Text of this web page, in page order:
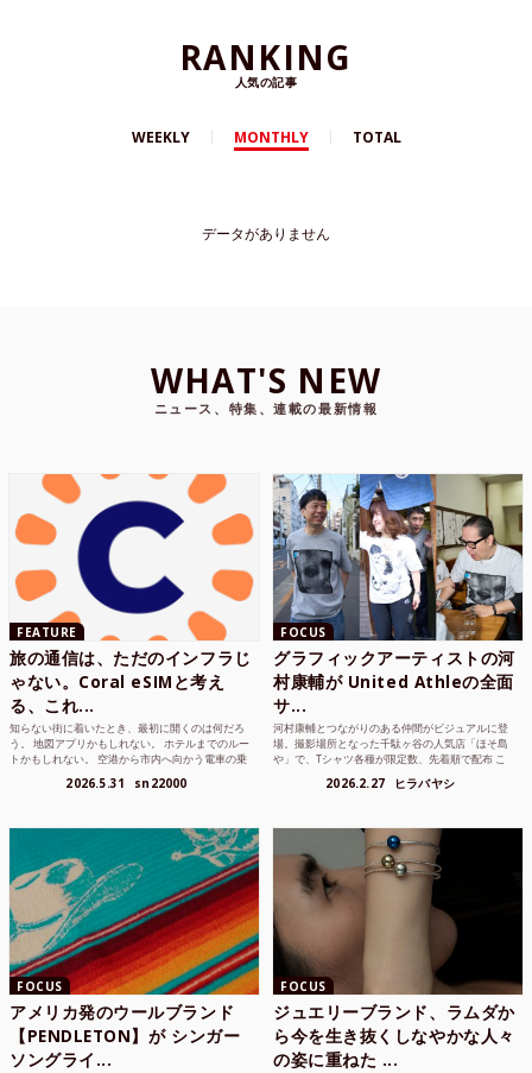
RANKING
人気の記事
WEEKLY MONTHLY TOTAL
データがありません
WHAT'S NEW
ニュース、特集、連載の最新情報
FEATURE
旅の通信は、ただのインフラじ
ゃない。Coral eSIMと考え
る、これ...
知らない街に着いたとき、最初に開くのは何だろ
う。 地図アプリかもしれない。 ホテルまでのルー
トかもしれない。 空港から市内へ向かう電車の乗
2026.5.31 sn22000
FOCUS
グラフィックアーティストの河
村康輔が United Athleの全面
サ...
河村康輔とつながりのある仲間がビジュアルに登
場。撮影場所となった千駄ヶ谷の人気店「ほそ島
や」で、Tシャツ各種が限定数、先着順で配布 こ
2026.2.27 ヒラバヤシ
FOCUS
アメリカ発のウールブランド
【PENDLETON】が シンガー
ソングライ...
FOCUS
ジュエリーブランド、ラムダか
ら今を生き抜くしなやかな人々
の姿に重ねた ...